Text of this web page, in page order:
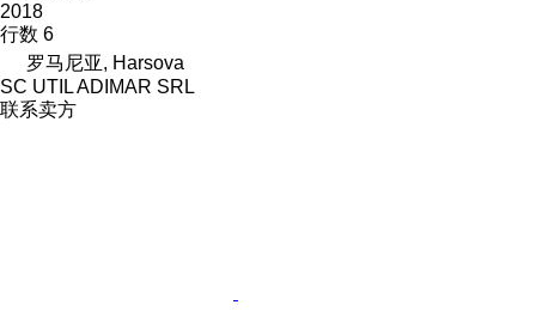
2018
行数 6
罗马尼亚, Harsova
SC UTIL ADIMAR SRL
联系卖方